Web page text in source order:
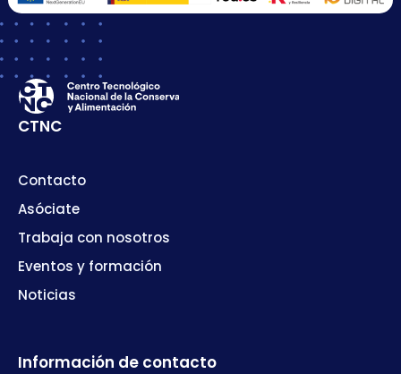
CTNC
Contacto
Asóciate
Trabaja con nosotros
Eventos y formación
Noticias
Información de contacto